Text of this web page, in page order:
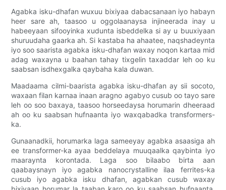
Agabka isku-dhafan wuxuu bixiyaa dabacsanaan iyo habayn
heer sare ah, taasoo u oggolaanaysa injineerada inay u
habeeyaan sifooyinka xudunta isbeddelka si ay u buuxiyaan
shuruudaha gaarka ah. Si kastaba ha ahaatee, naqshadeynta
iyo soo saarista agabka isku-dhafan waxay noqon kartaa mid
adag waxayna u baahan tahay tixgelin taxaddar leh oo ku
saabsan isdhexgalka qaybaha kala duwan.
Maadaama cilmi-baarista agabka isku-dhafan ay sii socoto,
waxaan filan karnaa inaan aragno agabyo cusub oo tayo sare
leh oo soo baxaya, taasoo horseedaysa horumarin dheeraad
ah oo ku saabsan hufnaanta iyo waxqabadka transformers-
ka.
Gunaanadkii, horumarka laga sameeyay agabka asaasiga ah
ee transformer-ka ayaa beddelaya muuqaalka qaybinta iyo
maaraynta korontada. Laga soo bilaabo birta aan
qaabaysnayn iyo agabka nanocrystalline ilaa ferrites-ka
cusub iyo agabka isku dhafan, agabkan cusub waxay